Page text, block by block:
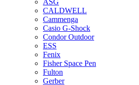
ASG
CALDWELL
Cammenga
Casio G-Shock
Condor Outdoor
ESS
Fenix
Fisher Space Pen
Fulton
Gerber